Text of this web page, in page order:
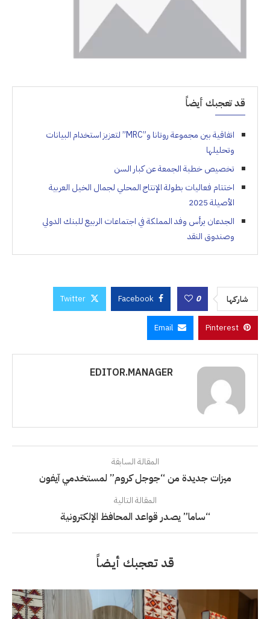
قد تعجبك أيضاً
اتفاقية بين مجموعة روتانا و”MRC” لتعزيز استخدام البيانات
وتحليلها
تخصيص خطبة الجمعة عن كبار السن
اختتام فعاليات بطولة الإنتاج المحلي لجمال الخيل العربية
الأصيلة 2025
الجدعان يرأس وفد المملكة في اجتماعات الربيع للبنك الدولي
وصندوق النقد
شاركها 0
Facebook
Twitter
Pinterest
Email
EDITOR.MANAGER
المقالة السابقة
ميزات جديدة من “جوجل كروم” لمستخدمي آيفون
المقالة التالية
“ساما” يصدر قواعد المحافظ الإلكترونية
قد تعجبك أيضاً